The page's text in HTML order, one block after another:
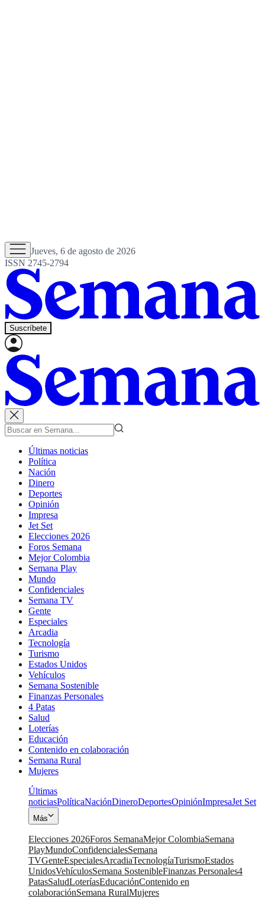
Jueves, 6 de agosto de 2026
ISSN 2745-2794
Suscríbete
Últimas noticias
Política
Nación
Dinero
Deportes
Opinión
Impresa
Jet Set
Elecciones 2026
Foros Semana
Mejor Colombia
Semana Play
Mundo
Confidenciales
Semana TV
Gente
Especiales
Arcadia
Tecnología
Turismo
Estados Unidos
Vehículos
Semana Sostenible
Finanzas Personales
4 Patas
Salud
Loterías
Educación
Contenido en colaboración
Semana Rural
Mujeres
Últimas
noticiasPolíticaNaciónDineroDeportesOpiniónImpresaJet Set
Más
Elecciones 2026Foros SemanaMejor ColombiaSemana
PlayMundoConfidencialesSemana
TVGenteEspecialesArcadiaTecnologíaTurismoEstados
UnidosVehículosSemana SostenibleFinanzas Personales4
PatasSaludLoteríasEducaciónContenido en
colaboraciónSemana RuralMujeres